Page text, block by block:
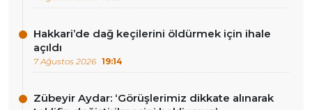
Hakkari’de dağ keçilerini öldürmek için ihale
açıldı
7 Ağustos 2026 19:14
Zübeyir Aydar: ‘Görüşlerimiz dikkate alınarak